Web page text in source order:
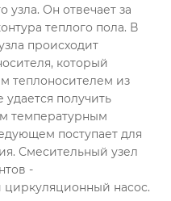
узла. Он отвечает за
теплого пола. В
происходит
который
теплоносителем из
получить
температурным
поступает для
Смесительный узел
-
циркуляционный насос.